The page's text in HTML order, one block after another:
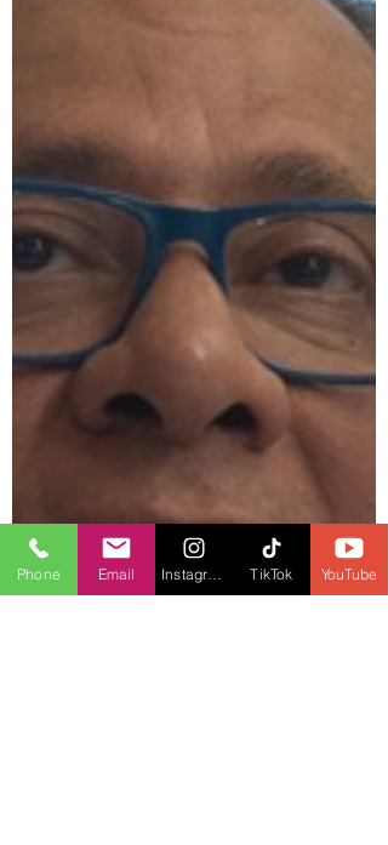
Phone Email TikTok YouTube